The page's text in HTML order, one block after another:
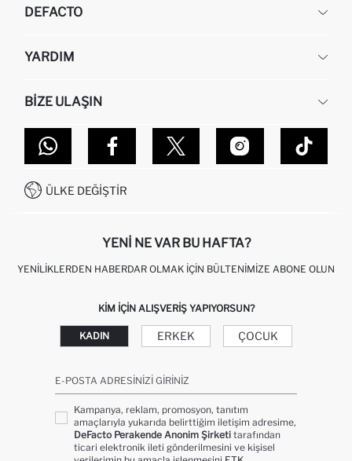
DEFACTO
HAKKIMIZDA
KURUMSAL SATIŞ
DEFACTO TEKNOLOJI
SITEMAP
YARDIM
SIPARIŞIMI NASIL TAKIP EDERIM?
NASIL İADE EDERIM?
GIFT CLUB SIKÇA SORULAN SORULAR
İŞLEM REHBERI
KAMPANYALAR
BIZE ULAŞIN
MAĞAZALARIMIZ
İLETIŞIM FORMU
0850 333 22 86
ÜLKE DEĞIŞTIR
YENI NE VAR BU HAFTA?
YENILIKLERDEN HABERDAR OLMAK İÇIN BÜLTENIMIZE ABONE OLUN
KIM IÇIN ALIŞVERIŞ YAPIYORSUN?
KADIN ERKEK ÇOCUK
E-POSTA ADRESINIZI GIRINIZ
Kampanya, reklam, promosyon, tanıtım
amaçlarıyla yukarıda belirttiğim iletişim adresime,
DeFacto Perakende Anonim Şirketi tarafından
ticari elektronik ileti gönderilmesini ve kişisel